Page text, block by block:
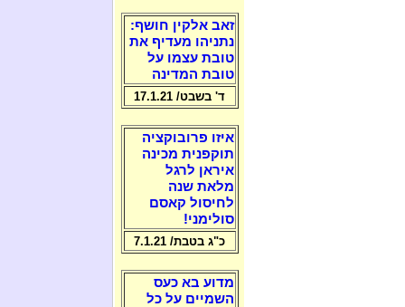
זאב אלקין חושף:
נתניהו מעדיף את
טובת עצמו על
טובת המדינה
ד' בשבט/ 17.1.21
איזו פרובוקציה
תוקפנית מכינה
איראן לרגל
מלאת שנה
לחיסול קאסם
סולימני!
כ"ג בטבת/ 7.1.21
מדוע בא כעס
השמיים על כל